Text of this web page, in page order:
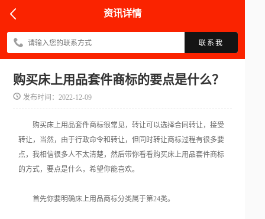
资讯详情
联系我
购买床上用品套件商标的要点是什么？
发布时间：2022-12-09
购买床上用品套件商标很常见，转让可以选择合同转让，接受
转让，当然，由于行政命令和转让，但同时转让商标过程有很多要
点，我相信很多人不太清楚，然后带你看看购买床上用品套件商标
的方式，要点是什么，希望你能喜欢。
首先你要明确床上用品商标分类属于第24类。